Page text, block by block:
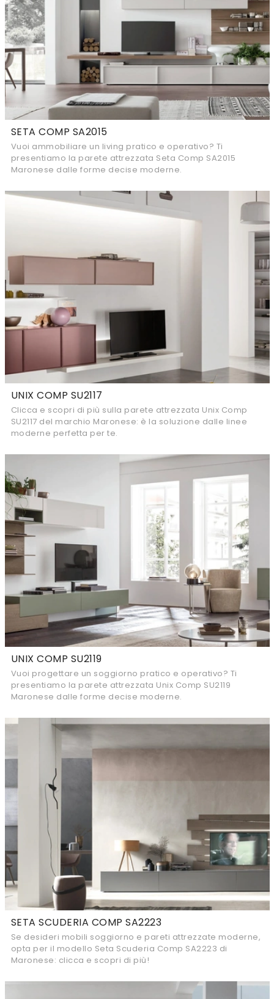
SETA COMP SA2015
Vuoi ammobiliare un living pratico e operativo? Ti
presentiamo la parete attrezzata Seta Comp SA2015
Maronese dalle forme decise moderne.
UNIX COMP SU2117
Clicca e scopri di più sulla parete attrezzata Unix Comp
SU2117 del marchio Maronese: è la soluzione dalle linee
moderne perfetta per te.
UNIX COMP SU2119
Vuoi progettare un soggiorno pratico e operativo? Ti
presentiamo la parete attrezzata Unix Comp SU2119
Maronese dalle forme decise moderne.
SETA SCUDERIA COMP SA2223
Se desideri mobili soggiorno e pareti attrezzate moderne,
opta per il modello Seta Scuderia Comp SA2223 di
Maronese: clicca e scopri di più!